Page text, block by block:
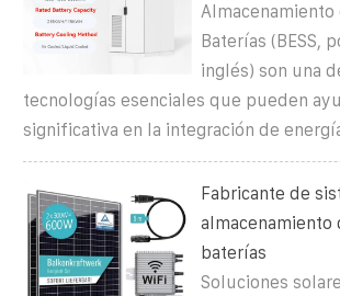
Almacenamiento
Baterías (BESS,
inglés) son una
tecnologías esenciales que pueden
significativa en la integración de
Fabricante de
almacenamiento
baterías
Soluciones